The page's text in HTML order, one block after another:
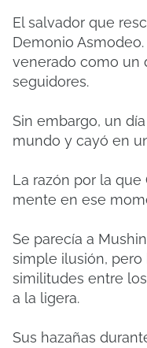
El salvador que
Demonio
venerado como un
seguidores.
Sin embargo, un
mundo y cayó en
La razón por la que
mente en ese
Se parecía a
simple ilusión, pero
similitudes entre
a la ligera.
Sus hazañas